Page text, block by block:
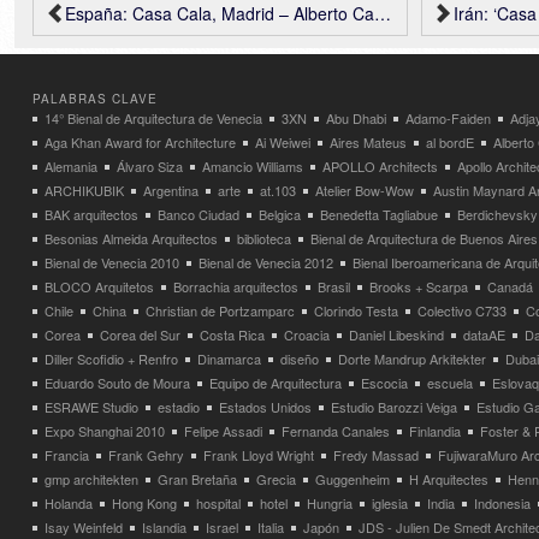
Irán: ‘Casa
España: Casa Cala, Madrid – Alberto Campo Baeza
PALABRAS CLAVE
14° Bienal de Arquitectura de Venecia 3XN Abu Dhabi Adamo-Faiden
Aga Khan Award for Architecture
Ai Weiwei Aires Mateus al bordE
Alberto
Alemania
Álvaro Siza Amancio Williams APOLLO Architects
Apollo
ARCHIKUBIK
Argentina arte at.103 Atelier Bow-Wow
Austin Maynard
BAK arquitectos
Banco Ciudad Belgica Benedetta Tagliabue
Besonias Almeida Arquitectos
biblioteca
Bienal de Arquitectura de Buenos Aires
Bienal de Venecia 2010
Bienal de Venecia 2012
Bienal Iberoamericana de
BLOCO Arquitetos
Borrachia arquitectos Brasil Brooks + Scarpa
Canadá
Chile
China Christian de Portzamparc Clorindo Testa Colectivo C733
Corea
Corea del Sur Costa Rica Croacia Daniel Libeskind dataAE
Diller Scofidio + Renfro
Dinamarca diseño Dorte Mandrup Arkitekter
Dubai
Eduardo Souto de Moura
Equipo de Arquitectura Escocia escuela
ESRAWE Studio
estadio Estados Unidos Estudio Barozzi Veiga
Estudio
Expo Shanghai 2010
Felipe Assadi Fernanda Canales Finlandia
Foster &
Francia
Frank Gehry Frank Lloyd Wright Fredy Massad
FujiwaraMuro
gmp architekten
Gran Bretaña Grecia Guggenheim H Arquitectes
Holanda
Hong Kong hospital hotel Hungria iglesia India
Indonesia
Isay Weinfeld
Islandia Israel Italia Japón
JDS - Julien De Smedt